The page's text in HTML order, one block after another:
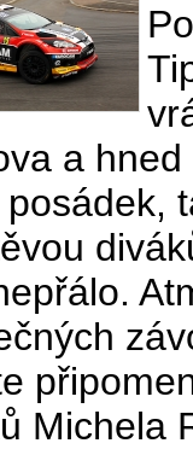
a
posádek,
Michela